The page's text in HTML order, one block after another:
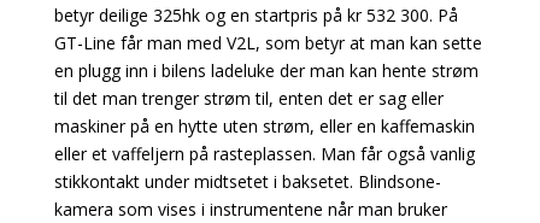
betyr deilige 325hk og en startpris på kr 532 300. På
GT-Line får man med V2L, som betyr at man kan sette
en plugg inn i bilens ladeluke der man kan hente strøm
til det man trenger strøm til, enten det er sag eller
maskiner på en hytte uten strøm, eller en kaffemaskin
eller et vaffeljern på rasteplassen. Man får også vanlig
stikkontakt under midtsetet i baksetet. Blindsone-
kamera som vises i instrumentene når man bruker